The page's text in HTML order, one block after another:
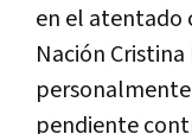
en el atentado
Nación
pendiente